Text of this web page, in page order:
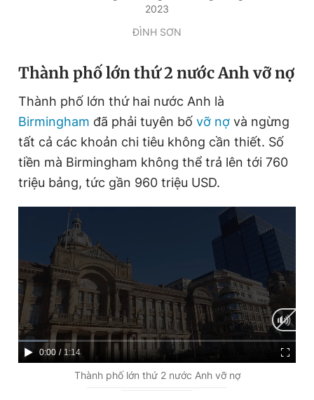
2023
ĐÌNH SƠN
Thành phố lớn thứ 2 nước Anh vỡ nợ
Thành phố lớn thứ hai nước Anh là
Birmingham đã phải tuyên bố vỡ nợ và ngừng
tất cả các khoản chi tiêu không cần thiết. Số
tiền mà Birmingham không thể trả lên tới 760
triệu bảng, tức gần 960 triệu USD.
C
0:00 / D
1:14
Thành phố lớn thứ 2 nước Anh vỡ nợ